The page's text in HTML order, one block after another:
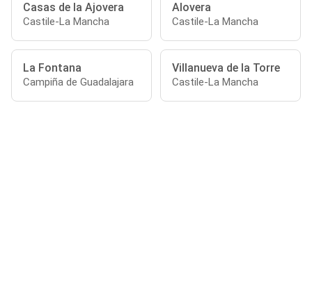
Casas de la Ajovera
Castile-La Mancha
Alovera
Castile-La Mancha
La Fontana
Campiña de Guadalajara
Villanueva de la Torre
Castile-La Mancha